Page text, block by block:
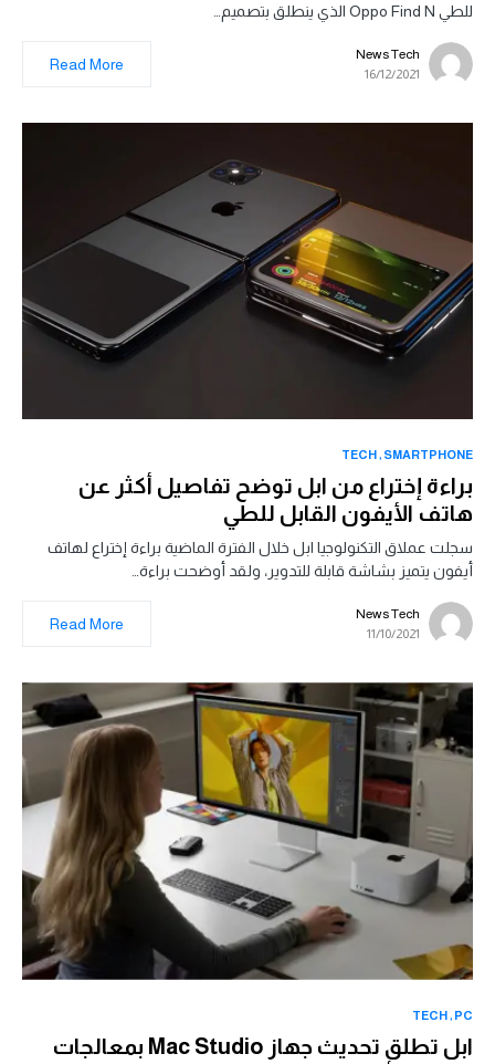
للطي Oppo Find N الذي ينطلق بتصميم…
News Tech
16/12/2021
Read More
SMARTPHONE
TECH
براءة إختراع من ابل توضح تفاصيل أكثر عن
هاتف الأيفون القابل للطي
سجلت عملاق التكنولوجيا ابل خلال الفترة الماضية براءة إختراع لهاتف
أيفون يتميز بشاشة قابلة للتدوير، ولقد أوضحت براءة…
News Tech
11/10/2021
Read More
PC
TECH
ابل تطلق تحديث جهاز Mac Studio بمعالجات